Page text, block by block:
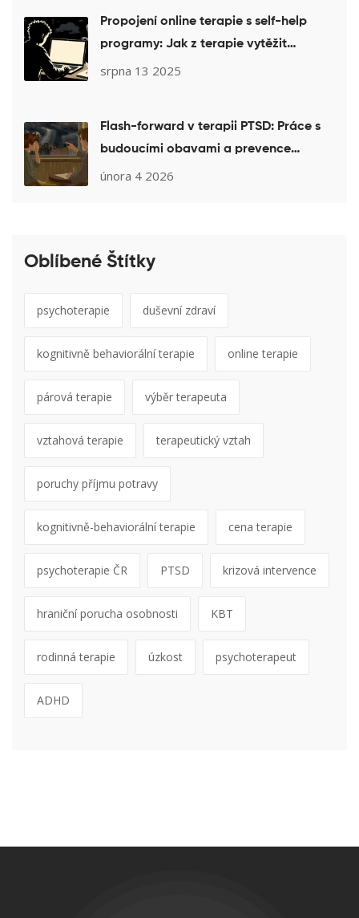
Propojení online terapie s self-help
programy: Jak z terapie vytěžit
maximum
srpna 13 2025
Flash-forward v terapii PTSD: Práce s
budoucími obavami a prevence
retraumatizace
února 4 2026
Oblíbené Štítky
psychoterapie duševní zdraví
kognitivně behaviorální terapie online terapie
párová terapie výběr terapeuta
vztahová terapie terapeutický vztah
poruchy příjmu potravy
kognitivně-behaviorální terapie cena terapie
psychoterapie ČR PTSD krizová intervence
hraniční porucha osobnosti KBT
rodinná terapie úzkost psychoterapeut
ADHD